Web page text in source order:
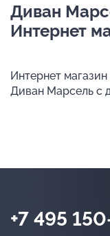
Диван
Интернет
Интернет
Диван Марсель с
+7 495